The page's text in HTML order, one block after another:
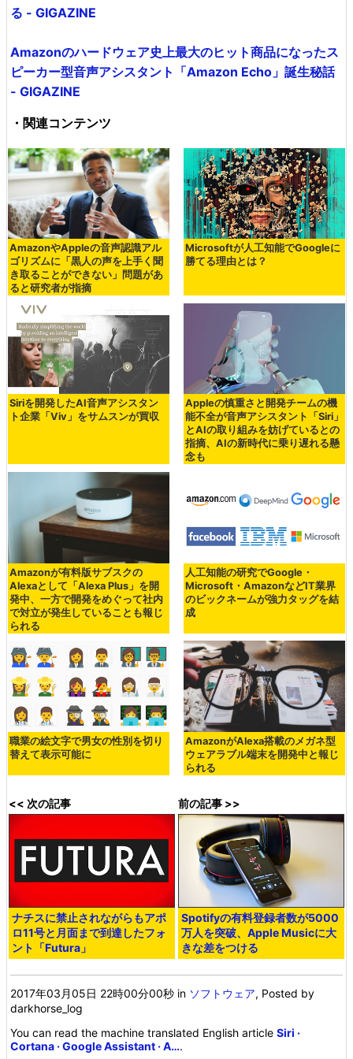
る - GIGAZINE
Amazonのハードウェア史上最大のヒット商品になったス
ピーカー型音声アシスタント「Amazon Echo」誕生秘話
- GIGAZINE
・関連コンテンツ
AmazonやAppleの音声認識アル
ゴリズムに「黒人の声を上手く聞
き取ることができない」問題があ
ると研究者が指摘
Microsoftが人工知能でGoogleに
勝てる理由とは？
Siriを開発したAI音声アシスタン
ト企業「Viv」をサムスンが買収
Appleの慎重さと開発チームの機
能不全が音声アシスタント「Siri」
とAIの取り組みを妨げているとの
指摘、AIの新時代に乗り遅れる懸
念も
Amazonが有料版サブスクの
Alexaとして「Alexa Plus」を開
発中、一方で開発をめぐって社内
で対立が発生していることも報じ
られる
人工知能の研究でGoogle・
Microsoft・AmazonなどIT業界
のビックネームが強力タッグを結
成
職業の絵文字で男女の性別を切り
替えて表示可能に
AmazonがAlexa搭載のメガネ型
ウェアラブル端末を開発中と報じ
られる
<< 次の記事
ナチスに禁止されながらもアポ
ロ11号と月面まで到達したフォ
ント「Futura」
前の記事 >>
Spotifyの有料登録者数が5000
万人を突破、Apple Musicに大
きな差をつける
2017年03月05日 22時00分00秒 in ソフトウェア, Posted by
darkhorse_log
You can read the machine translated English articleSiri ·
Cortana · Google Assistant · A….